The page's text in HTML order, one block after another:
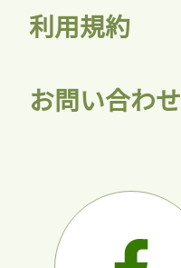
利用規約
お問い合わせ